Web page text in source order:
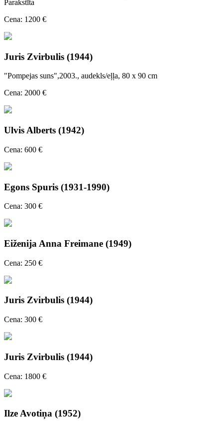
Parakstīta
Cena: 1200 €
Juris Zvirbulis (1944)
"Pompejas suns",2003., audekls/eļļa, 80 x 90 cm
Cena: 2000 €
Ulvis Alberts (1942)
Cena: 600 €
Egons Spuris (1931-1990)
Cena: 300 €
Eiženija Anna Freimane (1949)
Cena: 250 €
Juris Zvirbulis (1944)
Cena: 300 €
Juris Zvirbulis (1944)
Cena: 1800 €
Ilze Avotiņa (1952)